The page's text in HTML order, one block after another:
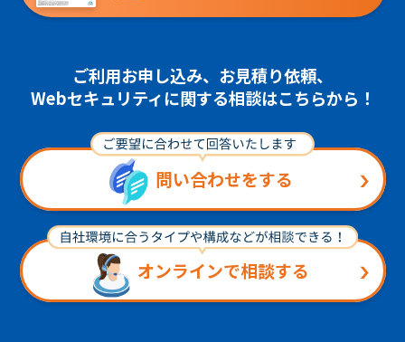
ご利用お申し込み、お見積り依頼、
Webセキュリティに関する相談はこちらから！
問い合わせをする
オンラインで相談する